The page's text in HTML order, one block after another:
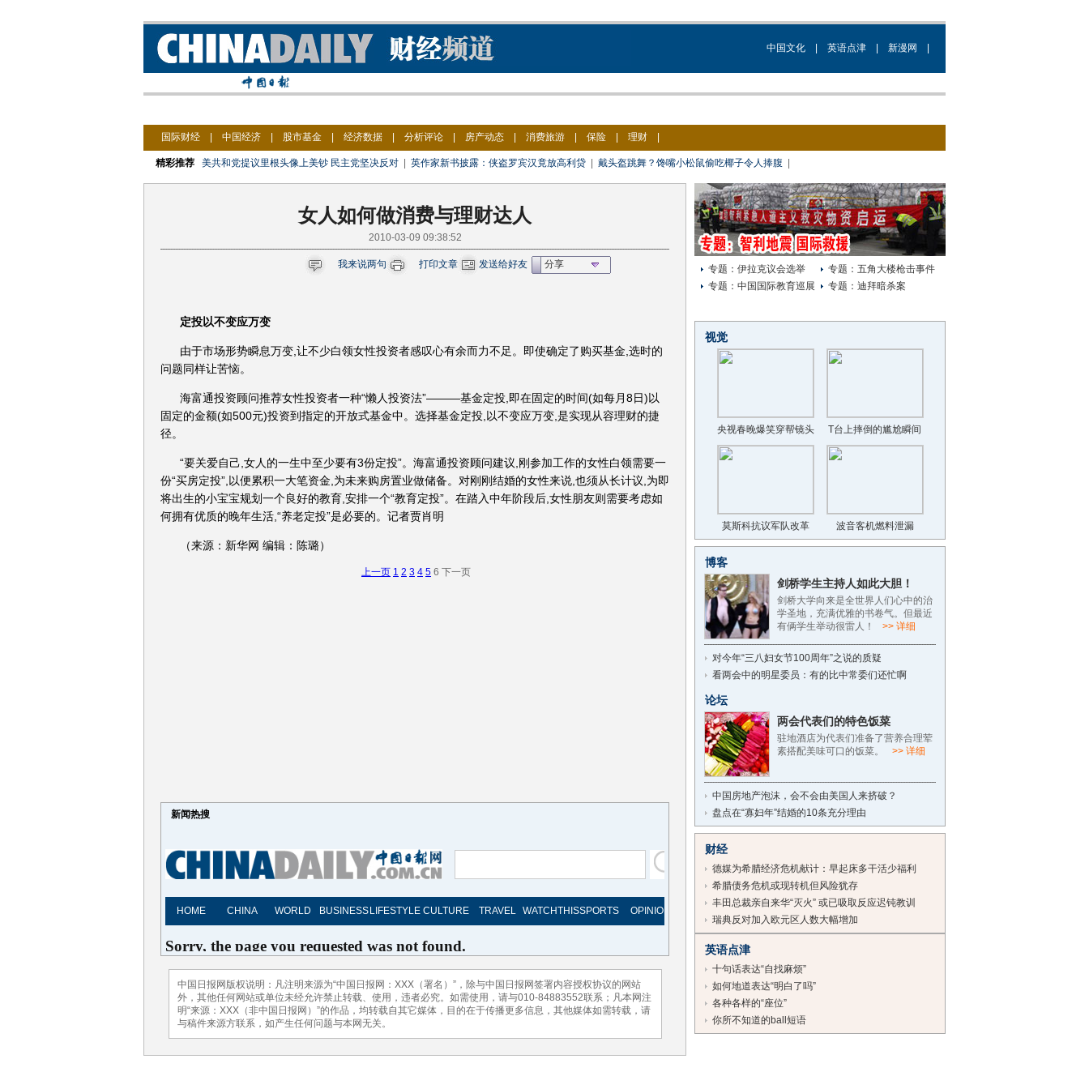
中国文化 英语点津 新漫网
国际财经 中国经济 股市基金 经济数据 分析评论 房产动态 消费旅游 保险 理财
精彩推荐 美共和党提议里根头像上美钞 民主党坚决反对 英作家新书披露：侠盗罗宾汉竟放高利贷 戴头盔跳舞？馋嘴小松鼠偷吃椰子令人捧腹
女人如何做消费与理财达人
2010-03-09 09:38:52
我来说两句 打印文章 发送给好友 分享
定投以不变应万变
由于市场形势瞬息万变,让不少白领女性投资者感叹心有余而力不足。即使确定了购买基金,选时的
问题同样让苦恼。
海富通投资顾问推荐女性投资者一种“懒人投资法”———基金定投,即在固定的时间(如每月8日)以
固定的金额(如500元)投资到指定的开放式基金中。选择基金定投,以不变应万变,是实现从容理财的捷
径。
“要关爱自己,女人的一生中至少要有3份定投”。海富通投资顾问建议,刚参加工作的女性白领需要一
份“买房定投”,以便累积一大笔资金,为未来购房置业做储备。对刚刚结婚的女性来说,也须从长计议,为即
将出生的小宝宝规划一个良好的教育,安排一个“教育定投”。在踏入中年阶段后,女性朋友则需要考虑如
何拥有优质的晚年生活,“养老定投”是必要的。记者贾肖明
（来源：新华网 编辑：陈璐）
上一页 1 2 3 4 5 6 下一页
新闻热搜
中国日报网版权说明：凡注明来源为“中国日报网：XXX（署名）”，除与中国日报网签署内容授权协议的网站
外，其他任何网站或单位未经允许禁止转载、使用，违者必究。如需使用，请与010-84883552联系；凡本网注
明“来源：XXX（非中国日报网）”的作品，均转载自其它媒体，目的在于传播更多信息，其他媒体如需转载，请
与稿件来源方联系，如产生任何问题与本网无关。
专题：伊拉克议会选举
专题：中国国际教育巡展
专题：五角大楼枪击事件
专题：迪拜暗杀案
视觉
央视春晚爆笑穿帮镜头 T台上摔倒的尴尬瞬间
莫斯科抗议军队改革 波音客机燃料泄漏
博客
剑桥学生主持人如此大胆！
剑桥大学向来是全世界人们心中的治
学圣地，充满优雅的书卷气。但最近
有俩学生举动很雷人！
>> 详细
对今年“三八妇女节100周年”之说的质疑
看两会中的明星委员：有的比中常委们还忙啊
论坛
两会代表们的特色饭菜
驻地酒店为代表们准备了营养合理荤
素搭配美味可口的饭菜。
>> 详细
中国房地产泡沫，会不会由美国人来挤破？
盘点在“寡妇年”结婚的10条充分理由
财经
德媒为希腊经济危机献计：早起床多干活少福利
希腊债务危机或现转机但风险犹存
丰田总裁亲自来华“灭火” 或已吸取反应迟钝教训
瑞典反对加入欧元区人数大幅增加
英语点津
十句话表达“自找麻烦”
如何地道表达“明白了吗”
各种各样的“座位”
你所不知道的ball短语